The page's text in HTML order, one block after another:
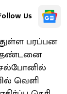
Us
பரப்பன
தண்​டனை
வெளி​